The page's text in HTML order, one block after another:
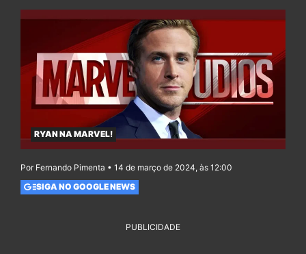
RYAN NA MARVEL!
Por Fernando Pimenta • 14 de março de 2024, às 12:00
SIGA NO GOOGLE NEWS
PUBLICIDADE